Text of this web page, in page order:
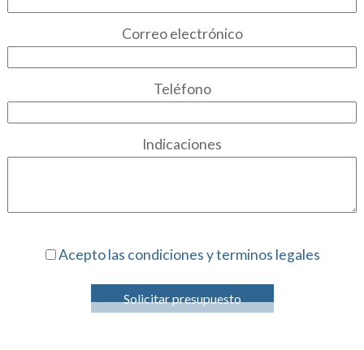
Correo electrónico
Teléfono
Indicaciones
Acepto las condiciones y terminos legales
Solicitar presupuesto